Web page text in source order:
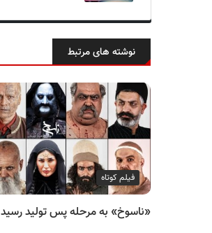
نوشته های مرتبط
فیلم کوتاه
«ناسوخ» به مرحله پس تولید رسید